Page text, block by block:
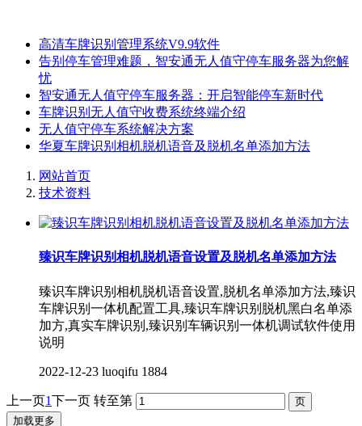
高清车牌识别管理系统V9.9软件
告别停车管理难题，智安通无人值守停车服务器为您解
忧
智安通无人值守停车服务器：开启智能停车新时代
车牌识别无人值守收费系统终端介绍
无人值守停车系统解决方案
华夏车牌识别相机脱机语音及脱机名单添加方法
网站首页
技术资料
臻识车牌识别相机脱机语音设置及脱机名单添加方法
臻识车牌识别相机脱机语音设置,脱机名单添加方法,臻识
车牌识别一体机配置工具,臻识车牌识别脱机黑白名单添
加方,真实车牌识别,臻识别车辆识别一体机调试软件使用
说明
2022-12-23 luoqifu 1884
上一页1下一页 转至第
加载更多